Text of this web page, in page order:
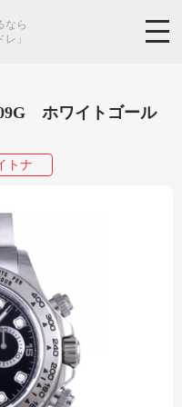
なら
」
ホワイトゴール
トナ